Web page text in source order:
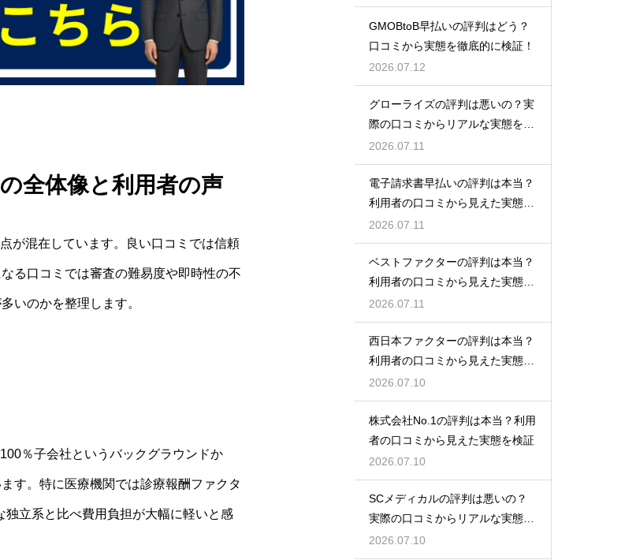
全体像と利用者の声
が混在しています。良い口コミでは信頼
る口コミでは審査の難易度や即時性の不
いのかを整理します。
％子会社というバックグラウンドか
す。特に医療機関では診療報酬ファクタ
立系と比べ費用負担が大幅に軽いと感
GMOBtoB早払いの評判はどう？
口コミから実態を徹底的に検証！
2026.07.12
グローライズの評判は悪いの？実
際の口コミからリアルな実態を検
証！
2026.07.11
電子請求書早払いの評判は本当？
利用者の口コミから見えた実態を
検証
2026.07.11
ベストファクターの評判は本当？
利用者の口コミから見えた実態を
検証
2026.07.11
西日本ファクターの評判は本当？
利用者の口コミから見えた実態を
検証
2026.07.10
株式会社No.1の評判は本当？利用
者の口コミから見えた実態を検証
2026.07.10
SCメディカルの評判は悪いの？
実際の口コミからリアルな実態を
検証
2026.07.10